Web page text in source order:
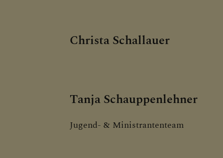
Christa Schallauer
Tanja Schauppenlehner
Jugend- & Ministrantenteam